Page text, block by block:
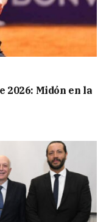
2026: Midón en la